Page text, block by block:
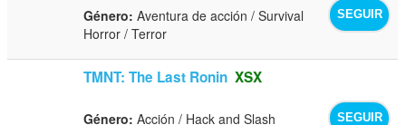
SEGUIR
Género: Aventura de acción / Survival
Horror / Terror
TMNT: The Last Ronin XSX
SEGUIR
Género: Acción / Hack and Slash